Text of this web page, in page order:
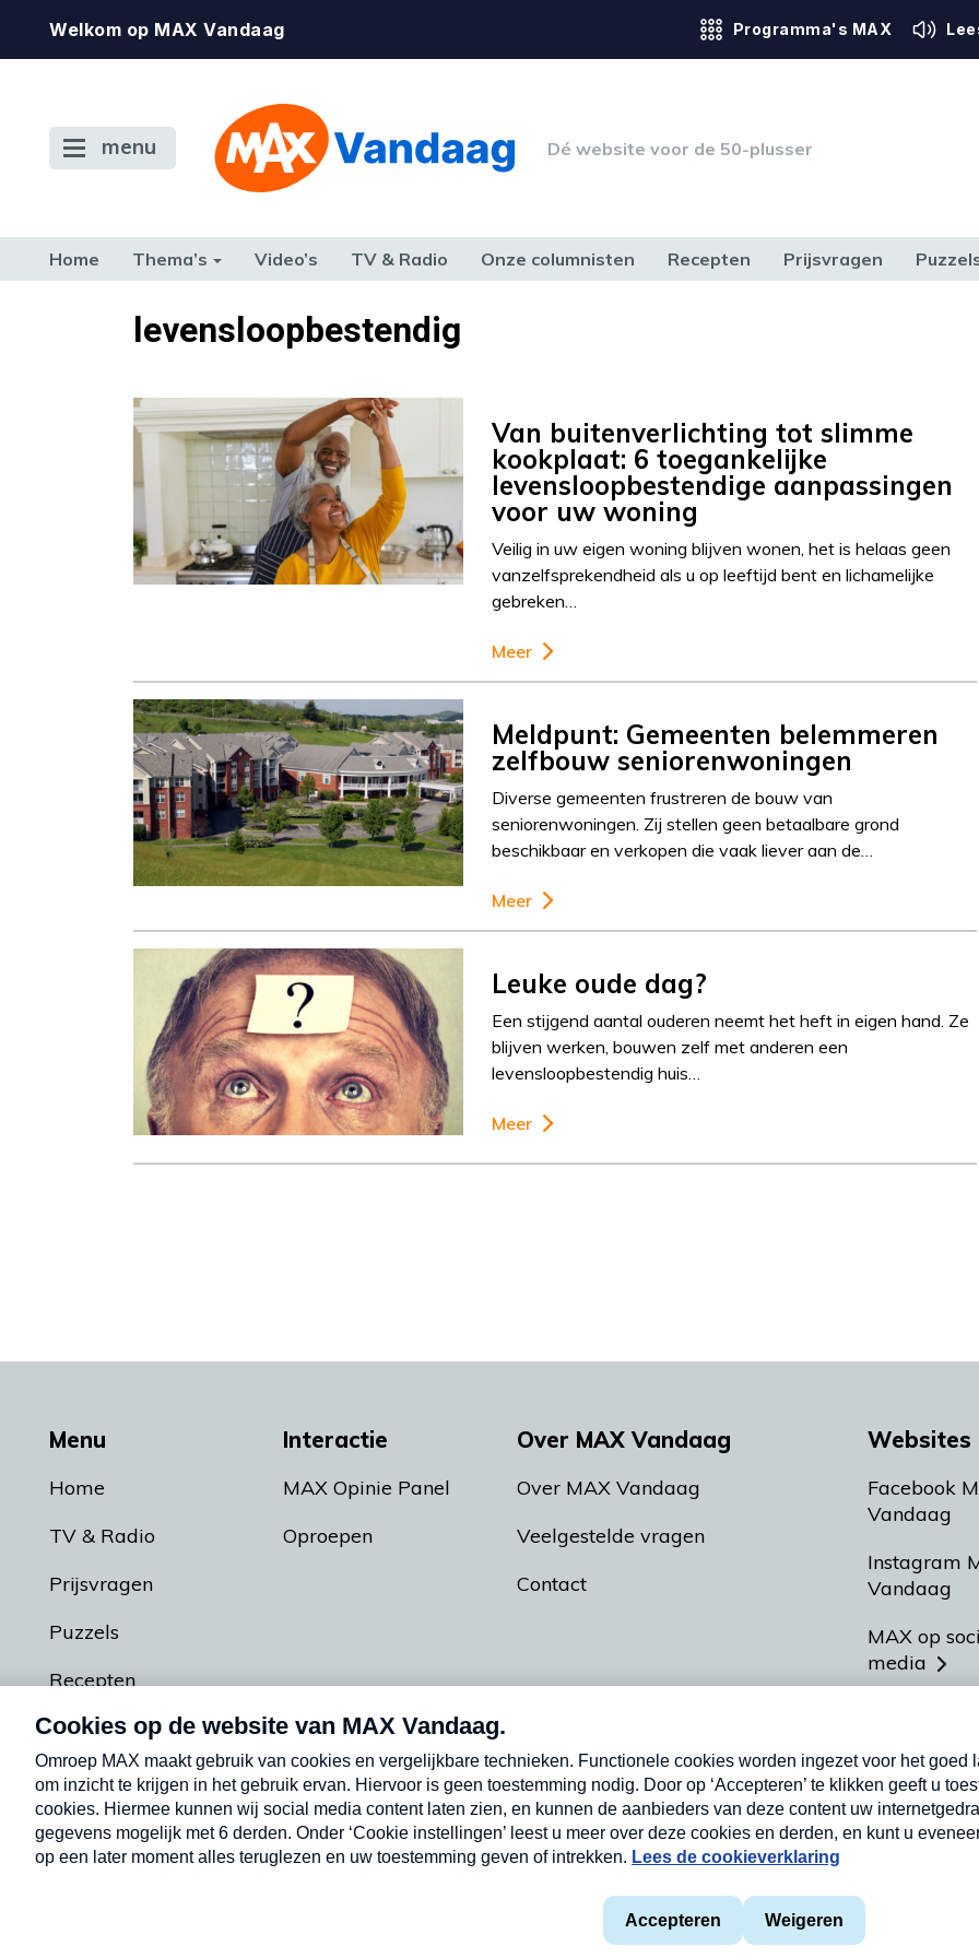
Welkom op MAX Vandaag Programma's MAX
menu Dé website voor de 50-plusser
Home Thema’s Video’s TV & Radio Onze columnisten Recepten Prijsvragen
TERUG NAAR TOENlevensloopbestendig
Van buitenverlichting tot slimme
kookplaat: 6 toegankelijke
levensloopbestendige aanpassingen
voor uw woning
Veilig in uw eigen woning blijven wonen, het is helaas geen
vanzelfsprekendheid als u op leeftijd bent en lichamelijke
gebreken…
Meer
Meldpunt: Gemeenten belemmeren
zelfbouw seniorenwoningen
Diverse gemeenten frustreren de bouw van
seniorenwoningen. Zij stellen geen betaalbare grond
beschikbaar en verkopen die vaak liever aan de…
Meer
Leuke oude dag?
Een stijgend aantal ouderen neemt het heft in eigen hand. Ze
blijven werken, bouwen zelf met anderen een
levensloopbestendig huis…
Meer
Menu
Home
TV & Radio
Prijsvragen
Puzzels
Recepten
Podcasts
Interactie
MAX Opinie Panel
Oproepen
Over MAX Vandaag
Over MAX Vandaag
Veelgestelde vragen
Contact
Websites
Facebook
Vandaag
Instagram
Vandaag
MAX op
media
Meldpunt
Heel
Privacyverklaring
Cookieverklaring